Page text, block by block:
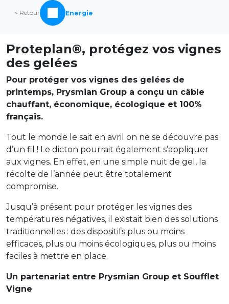
< Retour Energie
Proteplan®, protégez vos vignes
des gelées
Pour protéger vos vignes des gelées de
printemps, Prysmian Group a conçu un câble
chauffant, économique, écologique et 100%
français.
Tout le monde le sait en avril on ne se découvre pas
d’un fil ! Le dicton pourrait également s’appliquer
aux vignes. En effet, en une simple nuit de gel, la
récolte de l’année peut être totalement
compromise.
Jusqu’à présent pour protéger les vignes des
températures négatives, il existait bien des solutions
traditionnelles : des dispositifs plus ou moins
efficaces, plus ou moins écologiques, plus ou moins
faciles à mettre en place.
Un partenariat entre Prysmian Group et Soufflet
Vigne